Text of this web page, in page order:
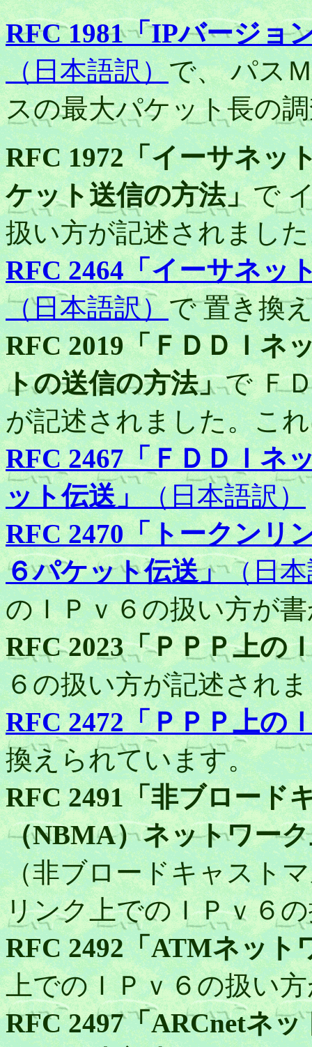
RFC 1981「IPバージョ
（日本語訳）で、 パス
スの最大パケット長の
RFC 1972「イーサネッ
ケット送信の方法」で
扱い方が記述されまし
RFC 2464「イーサネッ
（日本語訳）で 置き換
RFC 2019「ＦＤＤＩネ
トの送信の方法」で Ｆ
が記述されました。こ
RFC 2467「ＦＤＤＩネ
ット伝送」（日本語訳）
RFC 2470「トークンリ
６パケット伝送」（日
のＩＰｖ６の扱い方が
RFC 2023「ＰＰＰ上の
６の扱い方が記述され
RFC 2472「ＰＰＰ上の
換えられています。
RFC 2491「非ブロード
（NBMA）ネットワー
（非ブロードキャスト
リンク上でのＩＰｖ６
RFC 2492「ATMネット
上でのＩＰｖ６の扱い
RFC 2497「ARCnetネ